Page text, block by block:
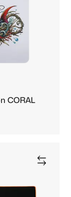
CORAL